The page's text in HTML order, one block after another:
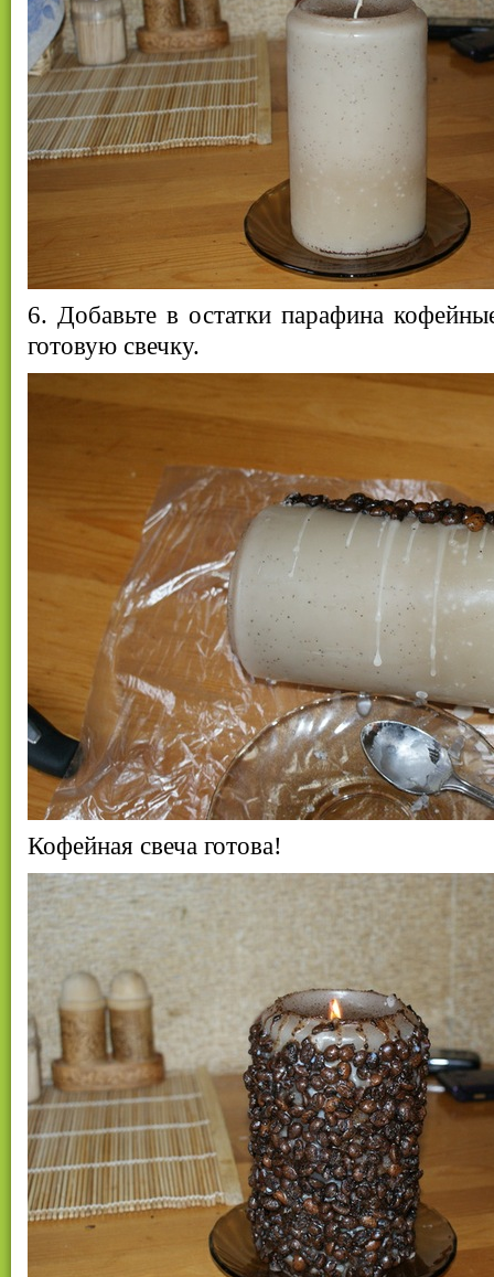
6. Добавьте в остатки парафина
готовую свечку.
Кофейная свеча готова!